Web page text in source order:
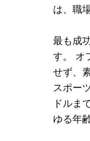
は、職
最も成
す。 オ
せず、
スポー
ドルま
ゆる年